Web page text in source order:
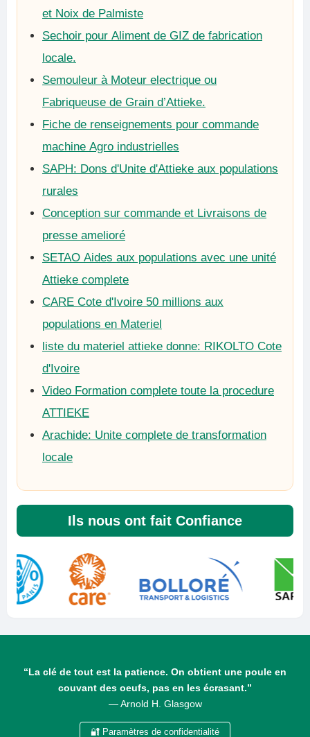
et Noix de Palmiste
Sechoir pour Aliment de GIZ de fabrication
locale.
Semouleur à Moteur electrique ou
Fabriqueuse de Grain d’Attieke.
Fiche de renseignements pour commande
machine Agro industrielles
SAPH: Dons d'Unite d'Attieke aux populations
rurales
Conception sur commande et Livraisons de
presse amelioré
SETAO Aides aux populations avec une unité
Attieke complete
CARE Cote d'Ivoire 50 millions aux
populations en Materiel
liste du materiel attieke donne: RIKOLTO Cote
d'Ivoire
Video Formation complete toute la procedure
ATTIEKE
Arachide: Unite complete de transformation
locale
Ils nous ont fait Confiance
“La clé de tout est la patience. On obtient une poule en
couvant des oeufs, pas en les écrasant.”
— Arnold H. Glasgow
🔐 Paramètres de confidentialité